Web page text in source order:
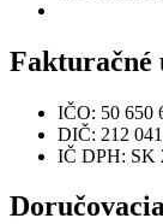
Fakturačné
IČO: 50 650
DIČ: 212
IČ DPH: SK